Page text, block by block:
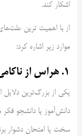
اشکار کند.
از با اهمیت ترین
موارد زیر اشاره کرد:
۱. هراس از ناکامی
یکی از بزرگ‌ترین
دانش‌آموز یا دانشجو
سخت یا امتحان دشوار